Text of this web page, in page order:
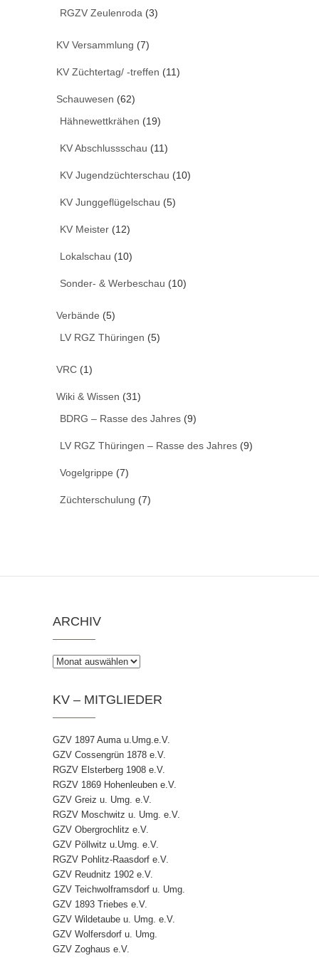
RGZV Zeulenroda (3)
KV Versammlung (7)
KV Züchtertag/ -treffen (11)
Schauwesen (62)
Hähnewettkrähen (19)
KV Abschlussschau (11)
KV Jugendzüchterschau (10)
KV Junggeflügelschau (5)
KV Meister (12)
Lokalschau (10)
Sonder- & Werbeschau (10)
Verbände (5)
LV RGZ Thüringen (5)
VRC (1)
Wiki & Wissen (31)
BDRG – Rasse des Jahres (9)
LV RGZ Thüringen – Rasse des Jahres (9)
Vogelgrippe (7)
Züchterschulung (7)
ARCHIV
Archiv
KV – MITGLIEDER
GZV 1897 Auma u.Umg.e.V.
GZV Cossengrün 1878 e.V.
RGZV Elsterberg 1908 e.V.
RGZV 1869 Hohenleuben e.V.
GZV Greiz u. Umg. e.V.
RGZV Moschwitz u. Umg. e.V.
GZV Obergrochlitz e.V.
GZV Pöllwitz u.Umg. e.V.
RGZV Pohlitz-Raasdorf e.V.
GZV Reudnitz 1902 e.V.
GZV Teichwolframsdorf u. Umg.
GZV 1893 Triebes e.V.
GZV Wildetaube u. Umg. e.V.
GZV Wolfersdorf u. Umg.
GZV Zoghaus e.V.